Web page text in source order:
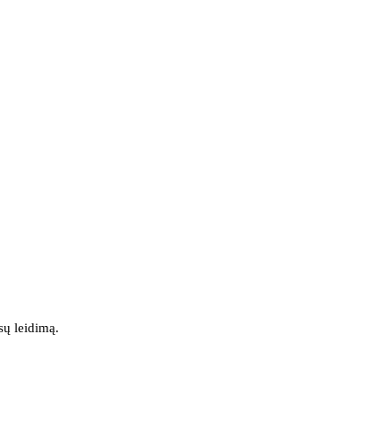
leidimą.